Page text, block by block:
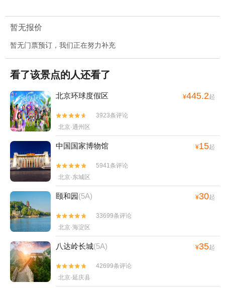
暂无报价
暂无门票预订，我们正在努力补充
看了该景点的人还看了
北京环球度假区 ¥445.2起


3923条评论
北京·通州区
中国国家博物馆 ¥15起


5941条评论
北京·东城区
颐和园(5A) ¥30起


33699条评论
北京·海淀区
八达岭长城(5A) ¥35起


42699条评论
北京·延庆县